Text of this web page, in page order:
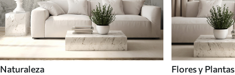
Naturaleza Flores y Plantas